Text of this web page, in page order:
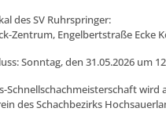
des SV Ruhrspringer:
Zentrum, Engelbertstraße Ecke
Sonntag, den 31.05.2026 um
Schnellschachmeisterschaft
des Schachbezirks